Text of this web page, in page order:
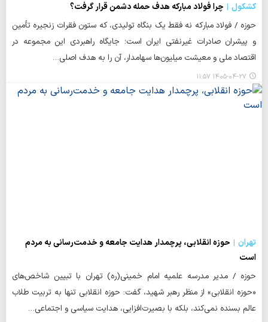
کشکول
چرا فولاد مبارکه هدف حمله دشمن قرار گرفت؟
حوزه / فولاد مبارکه نه فقط یک بنگاه تولیدی، که ستون فقرات زنجیره تأمین
و پیشران صادرات غیرنفتی ایران است؛ جایگاه راهبردی این مجموعه در
اقتصاد ملی و معیشت میلیون‌ها سهامدار، آن را به هدف اصلی…
۱۴۰۵-۰۴-۲۷ ۱۱:۵۷
تهران
حوزه انقلابی، پرچمدار هدایت جامعه و خدمت‌رسانی به مردم
است
حوزه / مدیر مدرسه علمیه امام خمینی(ره) تهران با تبیین شاخص‌های
«حوزه انقلابی» از منظر رهبر شهید، گفت: حوزه انقلابی تنها به تربیت طلاب
عالم بسنده نمی‌کند، بلکه با بصیرت‌افزایی، هدایت سیاسی و اجتماعی…